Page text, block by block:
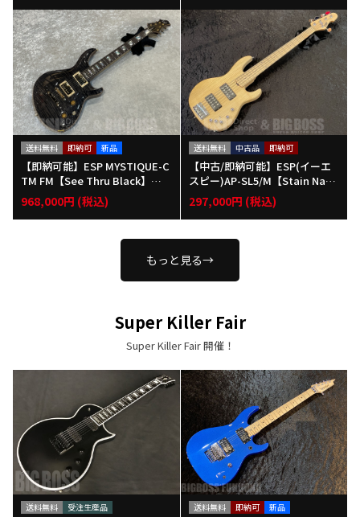
送料無料 即納可 新品
【即納可能】ESP MYSTIQUE-C
TM FM【See Thru Black】福
岡店
968,000円 (税込)
送料無料 中古品 即納可
【中古/即納可能】ESP(イーエ
スピー)AP-SL5/M【Stain Natu
ral】福岡店
297,000円 (税込)
もっと見る→
Super Killer Fair
Super Killer Fair 開催！
送料無料 受注生産品 送料無料 即納可 新品